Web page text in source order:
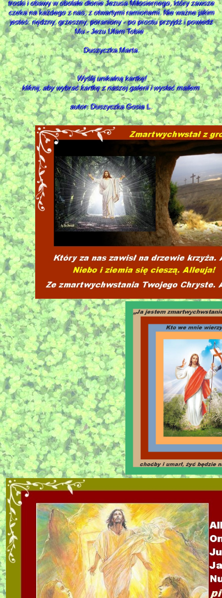
troski i obawy w obolałe dłonie Jezusa Miłosiernego, który zawsze
czeka na każdego z nas, z otwartymi ramionami. Nie ważne jakim
jesteś: nędzny, grzeszny, poraniony - po prostu przyjdź i powiedz
Mu - Jezu Ufam Tobie .
Duszyczka Marta.
Wyślij unikalną kartkę!
kliknij, aby wybrać kartkę z naszej galerii i wysłać mailem
autor: Duszyczka Gosia L.